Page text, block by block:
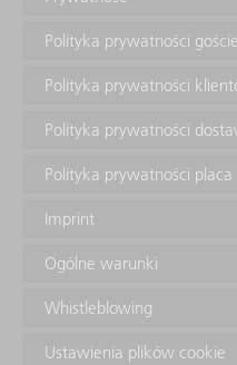
Polityka prywatności goście
Polityka prywatności
Polityka prywatności
Polityka prywatności placa
Imprint
Ogólne warunki
Whistleblowing
Ustawienia plików cookie